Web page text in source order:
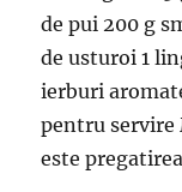
de pui 200 g
de usturoi 1
ierburi
pentru servire
este